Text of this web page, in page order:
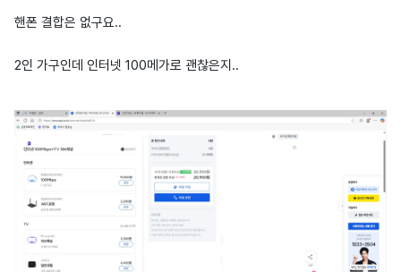
핸폰 결합은 없구요..
2인 가구인데 인터넷 100메가로 괜찮은지..